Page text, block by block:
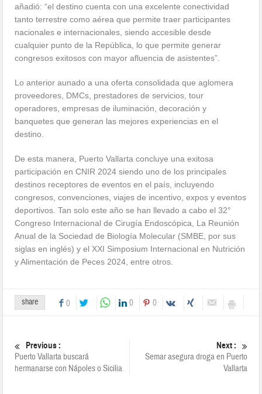
añadió: “el destino cuenta con una excelente conectividad
tanto terrestre como aérea que permite traer participantes
nacionales e internacionales, siendo accesible desde
cualquier punto de la República, lo que permite generar
congresos exitosos con mayor afluencia de asistentes”.
Lo anterior aunado a una oferta consolidada que aglomera
proveedores, DMCs, prestadores de servicios, tour
operadores, empresas de iluminación, decoración y
banquetes que generan las mejores experiencias en el
destino.
De esta manera, Puerto Vallarta concluye una exitosa
participación en CNIR 2024 siendo uno de los principales
destinos receptores de eventos en el país, incluyendo
congresos, convenciones, viajes de incentivo, expos y eventos
deportivos. Tan solo este año se han llevado a cabo el 32°
Congreso Internacional de Cirugía Endoscópica, La Reunión
Anual de la Sociedad de Biología Molecular (SMBE, por sus
siglas en inglés) y el XXI Simposium Internacional en Nutrición
y Alimentación de Peces 2024, entre otros.
share 0 0 0
Previous :
Puerto Vallarta buscará
hermanarse con Nápoles o Sicilia
Next :
Semar asegura droga en Puerto
Vallarta